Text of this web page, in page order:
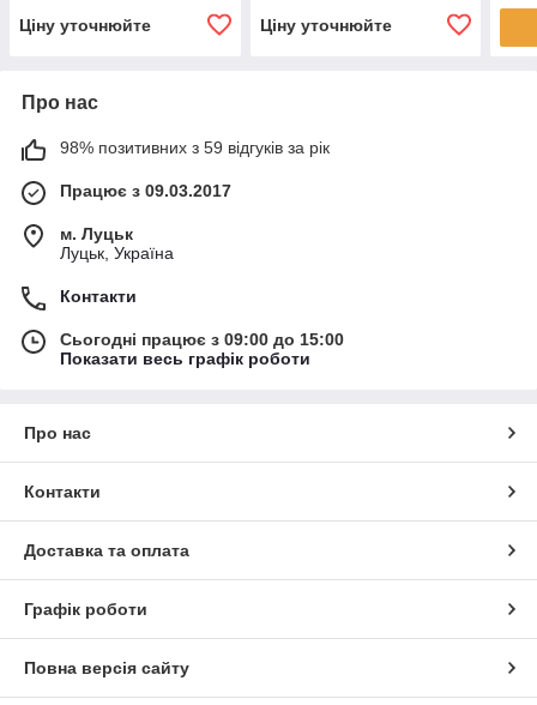
Ціну уточнюйте Ціну уточнюйте
Про нас
98% позитивних з 59 відгуків за рік
Працює з 09.03.2017
м. Луцьк
Луцьк, Україна
Контакти
Сьогодні працює з 09:00 до 15:00
Показати весь графік роботи
Про нас
Контакти
Доставка та оплата
Графік роботи
Повна версія сайту